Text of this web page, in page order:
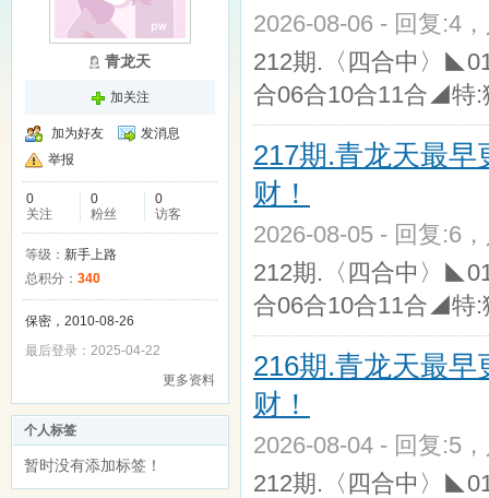
青龙天
加关注
加为好友
发消息
举报
0
关注
0
粉丝
0
访客
等级： 新手上路
总积分： 340
保密，2010-08-26
最后登录：2025-04-22
更多资料
个人标签
暂时没有添加标签！
2026-08-06 - 回复:4
212期.〈四合中〉
合06合10合11合◢特:
217期.青龙天最
财！
2026-08-05 - 回复:6
212期.〈四合中〉
合06合10合11合◢特:
216期.青龙天最
财！
2026-08-04 - 回复:5
212期.〈四合中〉